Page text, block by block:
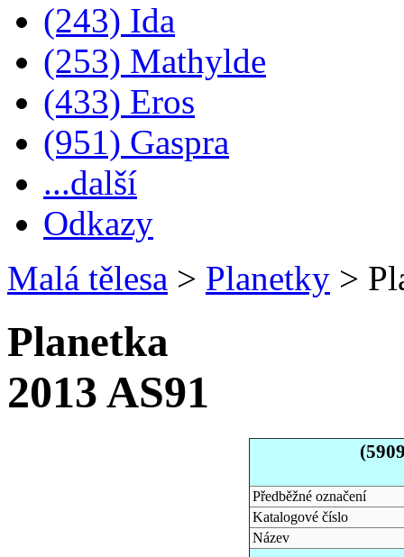
(243) Ida
(253) Mathylde
(433) Eros
(951) Gaspra
...další
Odkazy
Malá tělesa > Planetky >
Planetka
2013 AS91
Předběžné označení
Katalogové číslo
Název